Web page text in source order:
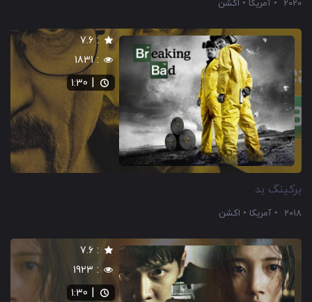
2020 آمریکا اکشن
:
7.6
:
1831
1:30
برکینگ بد
2018 آمریکا اکشن
:
7.6
:
1923
1:30